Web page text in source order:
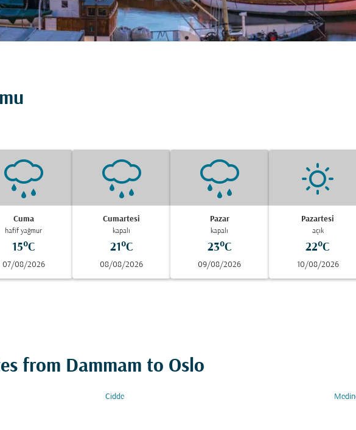
Cuma
hafif yağmur
15°C
07/08/2026
Cumartesi
kapalı
21°C
08/08/2026
Pazar
kapalı
23°C
09/08/2026
Pazartesi
açık
22°C
10/08/2026
from Dammam to Oslo
Cidde